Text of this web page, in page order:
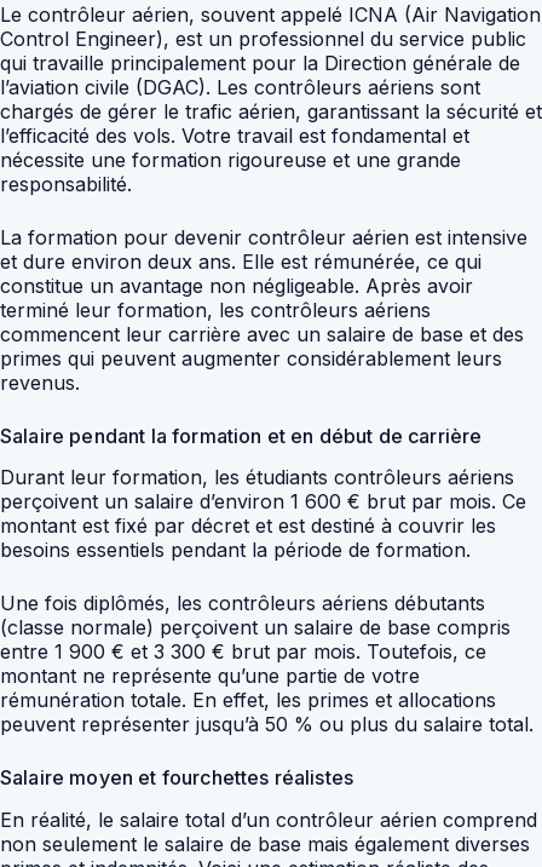
Le contrôleur aérien, souvent appelé ICNA (Air Navigation
Control Engineer), est un professionnel du service public
qui travaille principalement pour la Direction générale de
l’aviation civile (DGAC). Les contrôleurs aériens sont
chargés de gérer le trafic aérien, garantissant la sécurité et
l’efficacité des vols. Votre travail est fondamental et
nécessite une formation rigoureuse et une grande
responsabilité.
La formation pour devenir contrôleur aérien est intensive
et dure environ deux ans. Elle est rémunérée, ce qui
constitue un avantage non négligeable. Après avoir
terminé leur formation, les contrôleurs aériens
commencent leur carrière avec un salaire de base et des
primes qui peuvent augmenter considérablement leurs
revenus.
Salaire pendant la formation et en début de carrière
Durant leur formation, les étudiants contrôleurs aériens
perçoivent un salaire d’environ 1 600 € brut par mois. Ce
montant est fixé par décret et est destiné à couvrir les
besoins essentiels pendant la période de formation.
Une fois diplômés, les contrôleurs aériens débutants
(classe normale) perçoivent un salaire de base compris
entre 1 900 € et 3 300 € brut par mois. Toutefois, ce
montant ne représente qu’une partie de votre
rémunération totale. En effet, les primes et allocations
peuvent représenter jusqu’à 50 % ou plus du salaire total.
Salaire moyen et fourchettes réalistes
En réalité, le salaire total d’un contrôleur aérien comprend
non seulement le salaire de base mais également diverses